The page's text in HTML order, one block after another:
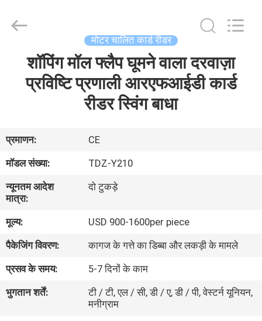
हमारे
बारे
में
कारखाना
भ्रमण
गुणवत्ता
नियंत्रण
Reader
Online
मोटर चालित कार्ड रीडर
शॉपिंग मॉल फ्लैप घूमने वाला दरवाज़ा
प्रविष्टि प्रणाली आरएफआईडी कार्ड
रीडर स्विंग बाधा
प्रमाणन:
CE
मॉडल संख्या:
TDZ-Y210
न्यूनतम आदेश
मात्रा:
दो टुकड़े
मूल्य:
USD 900-1600per piece
पैकेजिंग विवरण:
कागज के गत्ते का डिब्बा और लकड़ी के मामले
प्रसव के समय:
5-7 दिनों के काम
भुगतान शर्तें:
टी / टी, एल / सी, डी / ए, डी / पी, वेस्टर्न यूनियन,
मनीग्राम